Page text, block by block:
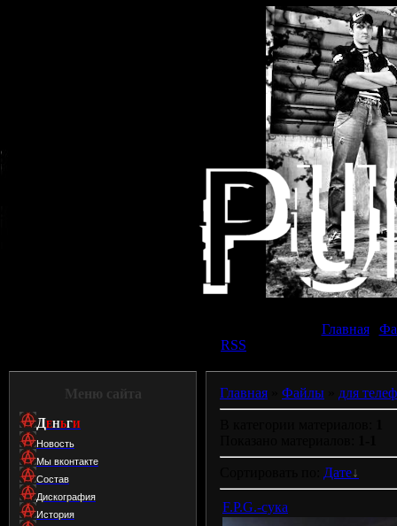
Главная|
RSS
Меню сайта
ДЕНЬГИ
Новость
Мы вконтакте
Состав
Дискография
История
Главная Файлы для
Дате
F.P.G.-сука